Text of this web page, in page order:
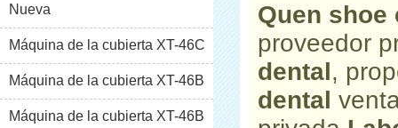
Nueva
Máquina de la cubierta XT-46C
Máquina de la cubierta XT-46B
(i)Máquina de la cubierta XT-46B
Quen
proveedor
dental,
dental